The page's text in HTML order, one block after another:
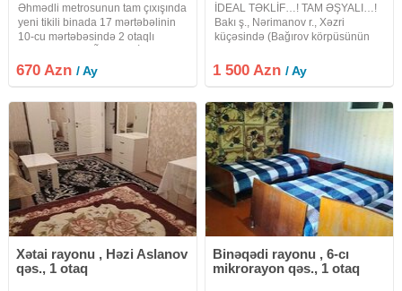
Əhmədli metrosunun tam çıxışında
yeni tikili binada 17 mərtəbəlinin
10-cu mərtəbəsində 2 otaqlı
verilir. Mənzilin ümumi sahəsi 57
kv m. Qaz, su, işıq daimidir. İstilik
670 Azn/ Ay
İDEAL TƏKLİF…! TAM ƏŞYALI…!
Bakı ş., Nərimanov r., Xəzri
küçəsində (Bağırov körpüsünün
Kompleksində 18 mərtəbəli
binanın 10-cu mərcəsində , ümumi
otaqlı mənzil
1 500 Azn/ Ay
Xətai rayonu , Həzi Aslanov
qəs., 1 otaq
Binəqədi rayonu , 6-cı
mikrorayon qəs., 1 otaq